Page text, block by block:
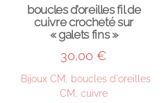
boucles d’oreilles fil de
cuivre crocheté sur
« galets fins »
30,00€
Bijoux CM, boucles d'oreilles
CM, cuivre